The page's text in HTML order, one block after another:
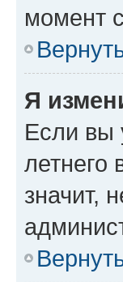
момент
Я
Если вы
летнего
значит,